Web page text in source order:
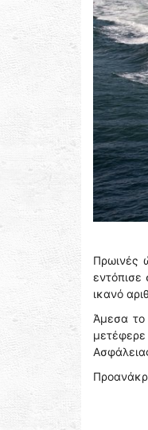
Πρωινές
εντόπισε
ικανό
Άμεσα το